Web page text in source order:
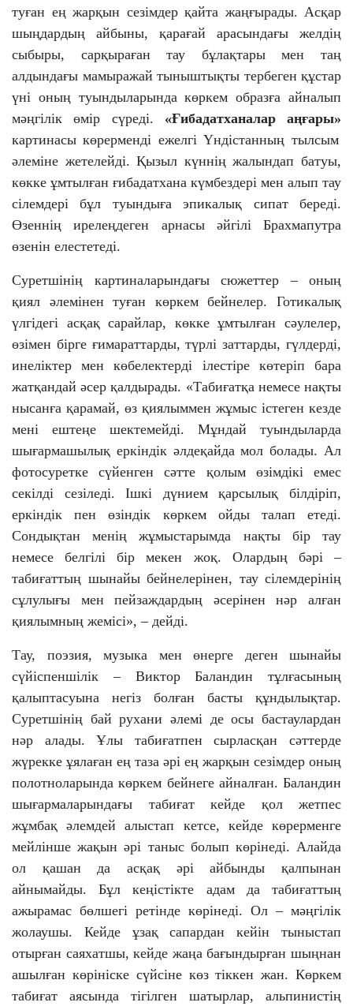
туған ең жарқын сезімдер қайта жаңғырады. Асқар
шыңдардың айбыны, қарағай арасындағы желдің
сыбыры, сарқыраған тау бұлақтары мен таң
алдындағы мамыражай тыныштықты тербеген құстар
үні оның туындыларында көркем образға айналып
мәңгілік өмір сүреді. «Ғибадатханалар аңғары»
картинасы көрерменді ежелгі Үндістанның тылсым
әлеміне жетелейді. Қызыл күннің жалындап батуы,
көкке ұмтылған ғибадатхана күмбездері мен алып тау
сілемдері бұл туындыға эпикалық сипат береді.
Өзеннің ирелеңдеген арнасы әйгілі Брахмапутра
өзенін елестетеді.
Суретшінің картиналарындағы сюжеттер – оның
қиял әлемінен туған көркем бейнелер. Готикалық
үлгідегі асқақ сарайлар, көкке ұмтылған сәулелер,
өзімен бірге ғимараттарды, түрлі заттарды, гүлдерді,
инеліктер мен көбелектерді ілестіре көтеріп бара
жатқандай әсер қалдырады. «Табиғатқа немесе нақты
нысанға қарамай, өз қиялыммен жұмыс істеген кезде
мені ештеңе шектемейді. Мұндай туындыларда
шығармашылық еркіндік әлдеқайда мол болады. Ал
фотосуретке сүйенген сәтте қолым өзімдікі емес
секілді сезіледі. Ішкі дүнием қарсылық білдіріп,
еркіндік пен өзіндік көркем ойды талап етеді.
Сондықтан менің жұмыстарымда нақты бір тау
немесе белгілі бір мекен жоқ. Олардың бәрі –
табиғаттың шынайы бейнелерінен, тау сілемдерінің
сұлулығы мен пейзаждардың әсерінен нәр алған
қиялымның жемісі», – дейді.
Тау, поэзия, музыка мен өнерге деген шынайы
сүйіспеншілік – Виктор Баландин тұлғасының
қалыптасуына негіз болған басты құндылықтар.
Суретшінің бай рухани әлемі де осы бастаулардан
нәр алады. Ұлы табиғатпен сырласқан сәттерде
жүрекке ұялаған ең таза әрі ең жарқын сезімдер оның
полотноларында көркем бейнеге айналған. Баландин
шығармаларындағы табиғат кейде қол жетпес
жұмбақ әлемдей алыстап кетсе, кейде көрерменге
мейлінше жақын әрі таныс болып көрінеді. Алайда
ол қашан да асқақ әрі айбынды қалпынан
айнымайды. Бұл кеңістікте адам да табиғаттың
ажырамас бөлшегі ретінде көрінеді. Ол – мәңгілік
жолаушы. Кейде ұзақ сапардан кейін тыныстап
отырған саяхатшы, кейде жаңа бағындырған шыңнан
ашылған көрініске сүйсіне көз тіккен жан. Көркем
табиғат аясында тігілген шатырлар, альпинистің